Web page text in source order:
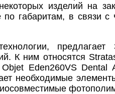
изделий на
габаритам, в связи
К ним относятся
Eden260VS Dental
необходимые